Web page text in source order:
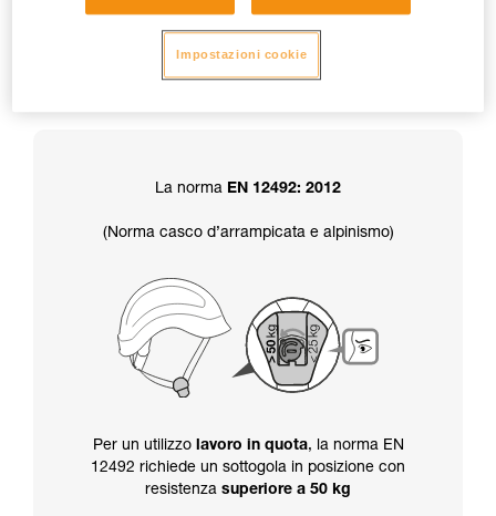
Inoltre, la scelta della resistenza del sottogola
determina anche la certificazione
La norma EN 12492: 2012
(Norma casco d’arrampicata e alpinismo)
Per un utilizzo lavoro in quota, la norma EN
12492 richiede un sottogola in posizione con
resistenza superiore a 50 kg
Impostazioni cookie